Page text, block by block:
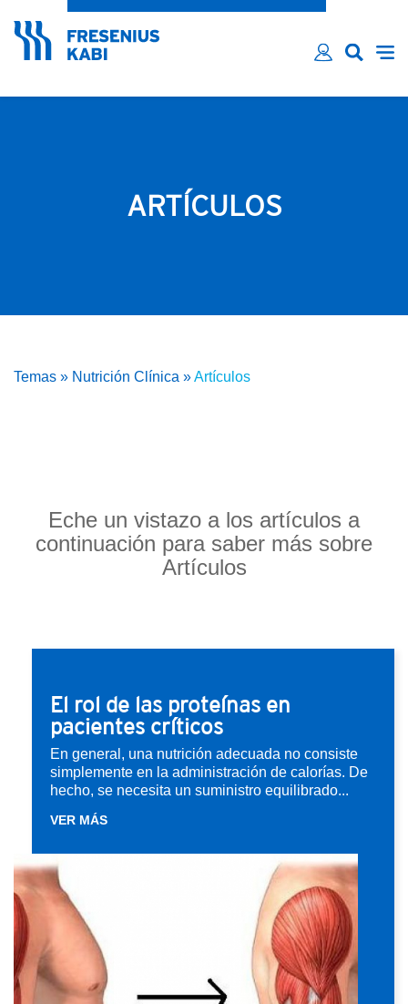
Email*
ARTÍCULOS
Temas » Nutrición Clínica »Artículos
Eche un vistazo a los artículos a
continuación para saber más sobre
Artículos
El rol de las proteínas en
pacientes críticos
En general, una nutrición adecuada no consiste
simplemente en la administración de calorías. De
hecho, se necesita un suministro equilibrado...
VER MÁS